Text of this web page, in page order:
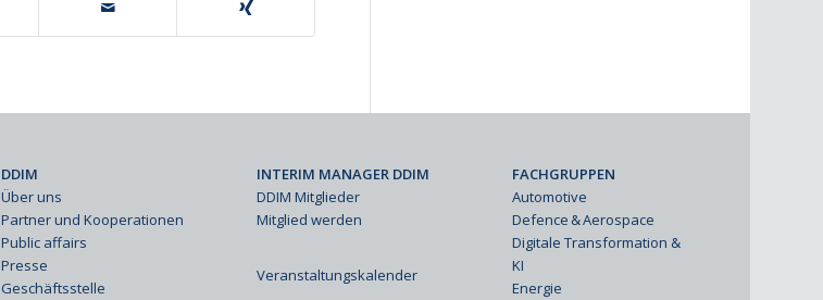
DDIM
Über uns
Partner und Kooperationen
Public affairs
Presse
Geschäftsstelle
INTERIM MANAGER DDIM
DDIM Mitglieder
Mitglied werden
Veranstaltungskalender
FACHGRUPPEN
Automotive
Defence & Aerospace
Digitale Transformation &
KI
Energie